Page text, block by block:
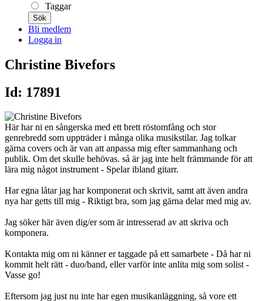
Taggar
Sök
Bli medlem
Logga in
Christine Bivefors
Id: 17891
Här har ni en sångerska med ett brett röstomfång och stor
genrebredd som uppträder i många olika musikstilar. Jag tolkar
gärna covers och är van att anpassa mig efter sammanhang och
publik. Om det skulle behövas. så är jag inte helt främmande för att
lära mig något instrument - Spelar ibland gitarr.
Har egna låtar jag har komponerat och skrivit, samt att även andra
nya har getts till mig - Riktigt bra, som jag gärna delar med mig av.
Jag söker här även dig/er som är intresserad av att skriva och
komponera.
Kontakta mig om ni känner er taggade på ett samarbete - Då har ni
kommit helt rätt - duo/band, eller varför inte anlita mig som solist -
Vasse go!
Eftersom jag just nu inte har egen musikanläggning, så vore ett